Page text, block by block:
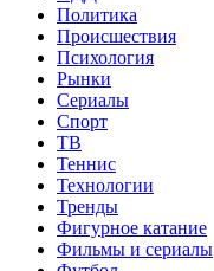
Политика
Происшествия
Психология
Рынки
Сериалы
Спорт
ТВ
Теннис
Технологии
Тренды
Фигурное катание
Фильмы и сериалы